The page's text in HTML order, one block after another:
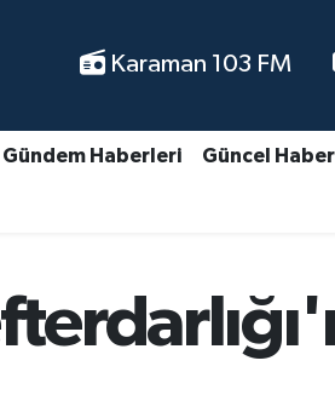
Karaman 103 FM
Gündem Haberleri Güncel